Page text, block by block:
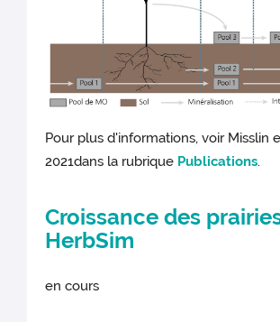
Pour plus d'informations, voir Misslin
2021dans la rubrique Publications.
Croissance des
HerbSim
en cours